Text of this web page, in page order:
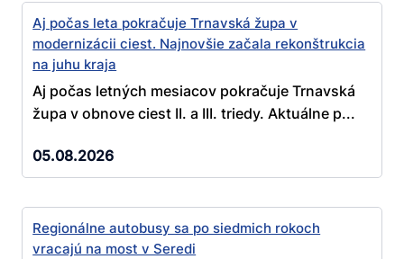
Aj počas leta pokračuje Trnavská župa v
modernizácii ciest. Najnovšie začala rekonštrukcia
na juhu kraja
Aj počas letných mesiacov pokračuje Trnavská
župa v obnove ciest II. a III. triedy. Aktuálne p...
05.08.2026
Regionálne autobusy sa po siedmich rokoch
vracajú na most v Seredi